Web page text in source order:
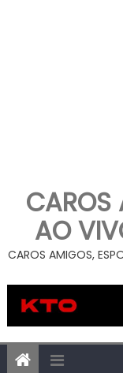
CAROS
AO
CAROS AMIGOS,